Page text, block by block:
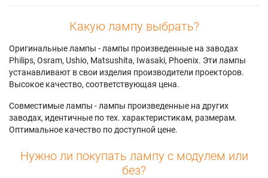
Какую лампу выбрать?
Оригинальные лампы - лампы произведенные на заводах
Philips, Osram, Ushio, Matsushita, Iwasaki, Phoenix. Эти лампы
устанавливают в свои изделия производители проекторов.
Высокое качество, соответствующая цена.
Совместимые лампы - лампы произведенные на других
заводах, идентичные по тех. характеристикам, размерам.
Оптимальное качество по доступной цене.
Нужно ли покупать лампу с модулем или
без?